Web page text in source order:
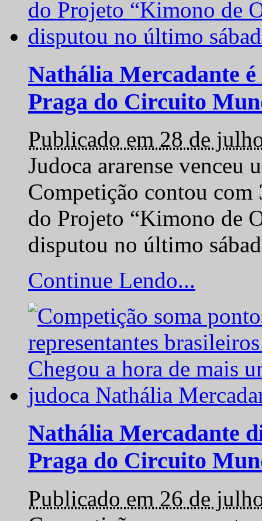
Nathália Mercadante
Praga do Circuito
Publicado em 28 de
Judoca ararense venceu
Competição contou com
do Projeto “Kimono de
disputou no último
Continue Lendo...
Nathália Mercadante
Praga do Circuito
Publicado em 26 de